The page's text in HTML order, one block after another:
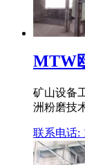
MTW
矿山设备
洲粉磨技
联系电话: